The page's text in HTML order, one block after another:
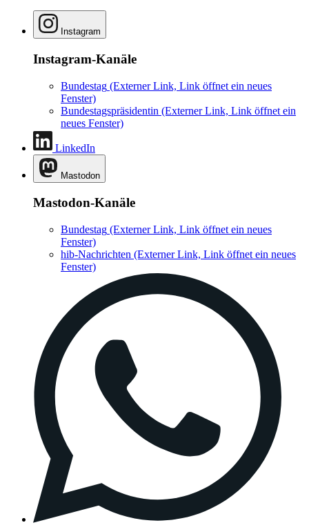
Instagram
Instagram-Kanäle
Bundestag (Externer Link, Link öffnet ein neues
Fenster)
Bundestagspräsidentin (Externer Link, Link öffnet ein
neues Fenster)
LinkedIn
Mastodon
Mastodon-Kanäle
Bundestag (Externer Link, Link öffnet ein neues
Fenster)
hib-Nachrichten (Externer Link, Link öffnet ein neues
Fenster)